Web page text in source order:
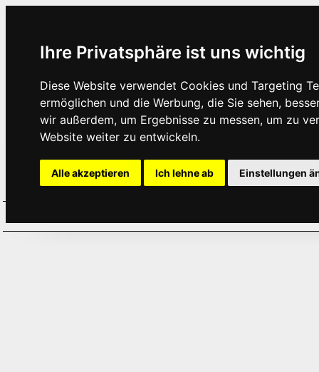
Ihre Privatsphäre ist uns wichtig
Diese Website verwendet Cookies und Targeting
ermöglichen und die Werbung, die Sie sehen,
wir außerdem, um Ergebnisse zu messen, um zu
Website weiter zu entwickeln.
Alle akzeptieren Ich lehne ab Einstellungen